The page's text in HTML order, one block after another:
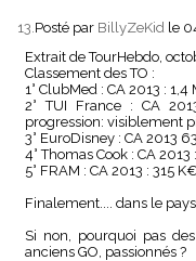
13.Posté par BillyZeKid le
Extrait de TourHebdo,
Classement des TO :
1° ClubMed : CA 2013 :
2° TUI France : CA
progression: visiblement
3° EuroDisney : CA 2013
4° Thomas Cook : CA
5° FRAM : CA 2013 : 315
Finalement.... dans le
Si non, pourquoi pas
anciens GO, passionnés ?